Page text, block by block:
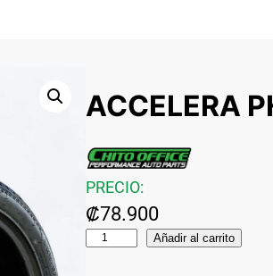
MUDMONSTERS
AROS 16
AROS 18
AROS 19
ACCELERA
PRECIO:
₡78.900
Añadir al carrito